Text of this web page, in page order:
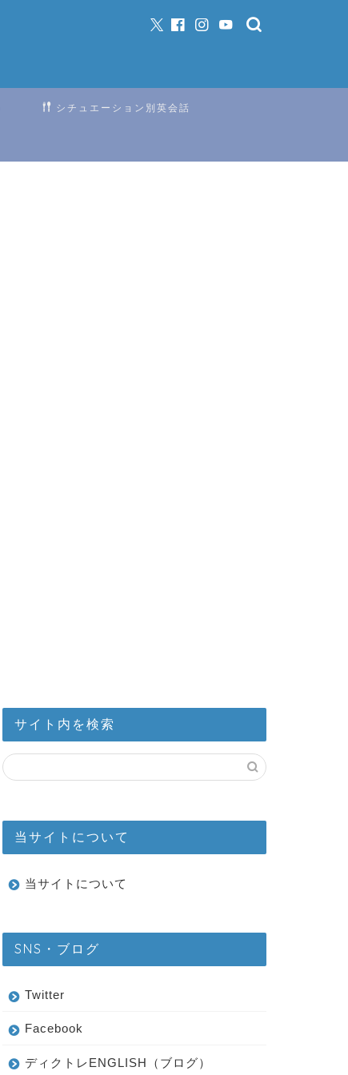
シチュエーション別英会話
サイト内を検索
当サイトについて
当サイトについて
SNS・ブログ
Twitter
Facebook
ディクトレENGLISH（ブログ）